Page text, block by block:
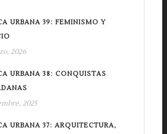
URBANA 39: FEMINISMO Y
2026
URBANA 38: CONQUISTAS
2025
URBANA 37: ARQUITECTURA,